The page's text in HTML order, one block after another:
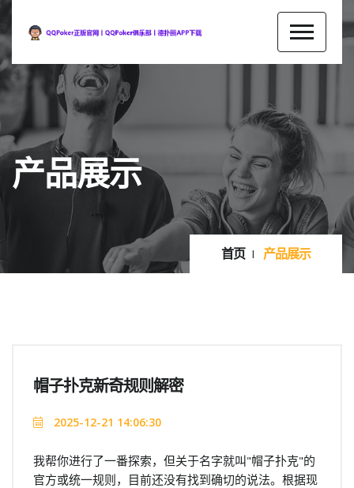
产品展示
首页 产品展示
帽子扑克新奇规则解密
2025-12-21 14:06:30
我帮你进行了一番探索，但关于名字就叫"帽子扑克"的
官方或统一规则，目前还没有找到确切的说法。根据现